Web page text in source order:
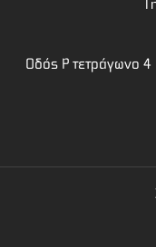
Οδός Ρ τετράγωνο 4